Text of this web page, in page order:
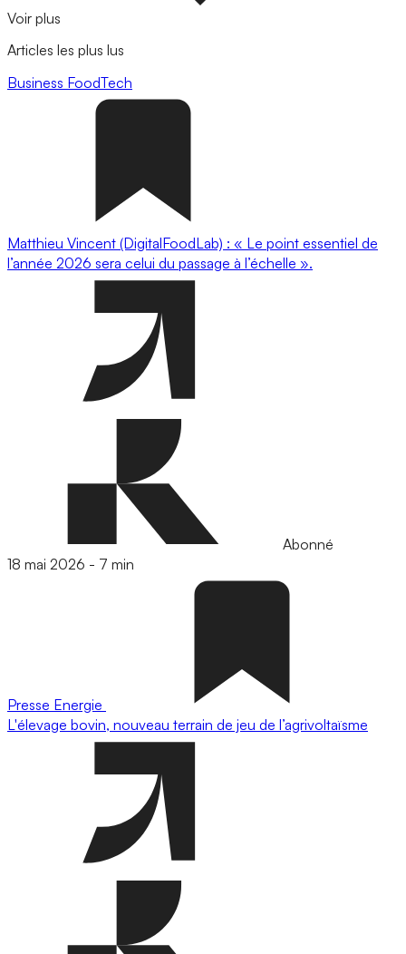
Voir plus
Articles les plus lus
Business FoodTech
Matthieu Vincent (DigitalFoodLab) : « Le point essentiel de
l’année 2026 sera celui du passage à l’échelle ».
Abonné
18 mai 2026 - 7 min
Presse Energie
L'élevage bovin, nouveau terrain de jeu de l’agrivoltaïsme